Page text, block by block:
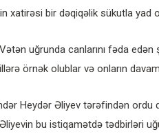
xatirəsi bir dəqiqəlik sükutla yad
Vətən uğrunda canlarını fəda
örnək olublar və onların
Heydər Əliyev tərəfindən
bu istiqamətdə tədbirləri